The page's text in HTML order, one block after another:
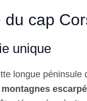
du cap
unique
longue péninsule